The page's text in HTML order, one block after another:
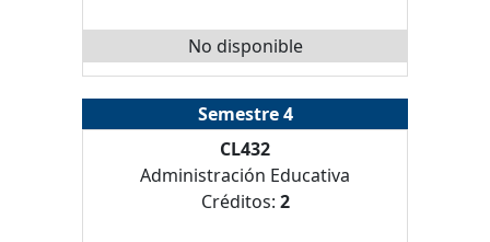
No disponible
Semestre 4
CL432
Administración Educativa
Créditos: 2